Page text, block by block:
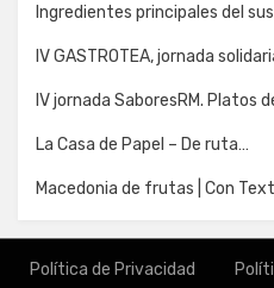
Ingredientes principales del
IV GASTROTEA, jornada
IV jornada SaboresRM. Platos
La Casa de Papel – De ruta…
Macedonia de frutas | Con
Política de Privacidad